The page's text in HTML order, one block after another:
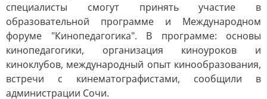
специалисты смогут принять участие в
образовательной программе и Международном
форуме "Кинопедагогика". В программе: основы
кинопедагогики, организация киноуроков и
киноклубов, международный опыт кинообразования,
встречи с кинематографистами, сообщили в
администрации Сочи.